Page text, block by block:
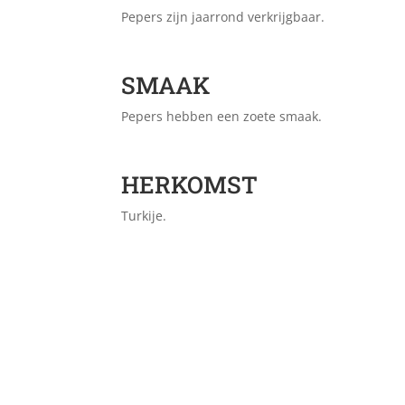
Pepers zijn jaarrond verkrijgbaar.
SMAAK
Pepers hebben een zoete smaak.
HERKOMST
Turkije.